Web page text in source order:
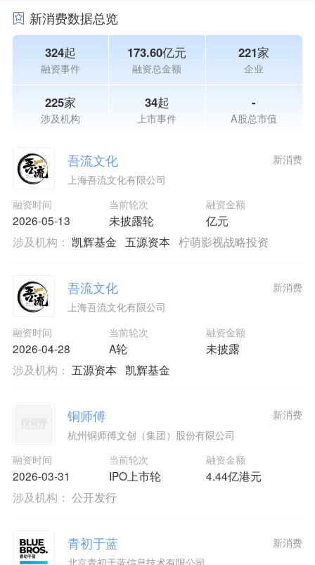
新消费数据总览
324起
融资事件
173.60亿元
融资总金额
221家
企业
225家
涉及机构
34起
上市事件
-
A股总市值
吾流文化
上海吾流文化有限公司
融资时间
2026-05-13
当前轮次
未披露轮
融资金额
亿元
新消费
涉及机构： 凯辉基金 五源资本 柠萌影视战略投资
吾流文化
上海吾流文化有限公司
融资时间
2026-04-28
当前轮次
A轮
融资金额
未披露
新消费
涉及机构： 五源资本 凯辉基金
铜师傅
杭州铜师傅文创（集团）股份有限公司
融资时间
2026-03-31
当前轮次
IPO上市轮
融资金额
4.44亿港元
新消费
涉及机构： 公开发行
青初于蓝 新消费